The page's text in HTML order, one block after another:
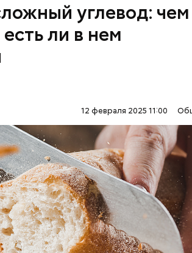
углевод: чем
ли в нем
12 февраля 2025 11:00
сахара, который представлен
потому что дает энергию.
не нужно сильно увлекаться,
диабетом и лишним весом, —